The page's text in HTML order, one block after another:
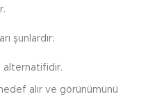
şunlardır:
alternatifidir.
alır ve görünümünü